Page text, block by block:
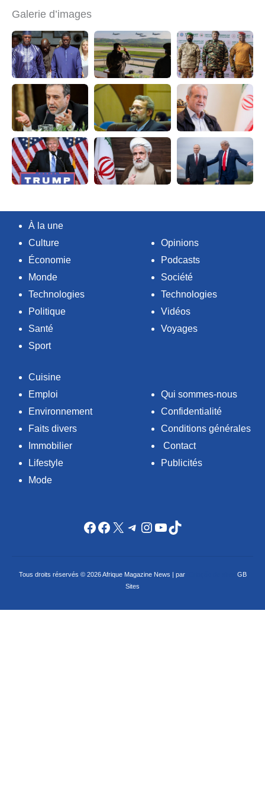
Galerie d’images
À la une
Culture
Économie
Monde
Technologies
Politique
Santé
Sport
Opinions
Podcasts
Société
Technologies
Vidéos
Voyages
Cuisine
Emploi
Environnement
Faits divers
Immobilier
Lifestyle
Mode
Qui sommes-nous
Confidentialité
Conditions générales
Contact
Publicités
Facebook
Facebook
X Telegram
Instagram
YouTube
TikTok
Tous droits réservés © 2026 Afrique Magazine News | par
GB
Sites